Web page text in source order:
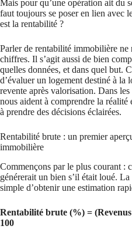
Mais pour qu’une opération ait du
faut toujours se poser en lien avec
est la rentabilité ?
Parler de rentabilité immobilière ne
chiffres. Il s’agit aussi de bien
quelles données, et dans quel but.
d’évaluer un logement destiné à la
revente après valorisation. Dans
nous aident à comprendre la
à prendre des décisions éclairées.
Rentabilité brute : un premier
immobilière
Commençons par le plus courant :
générerait un bien s’il était loué.
simple d’obtenir une estimation
Rentabilité brute (%) =
100